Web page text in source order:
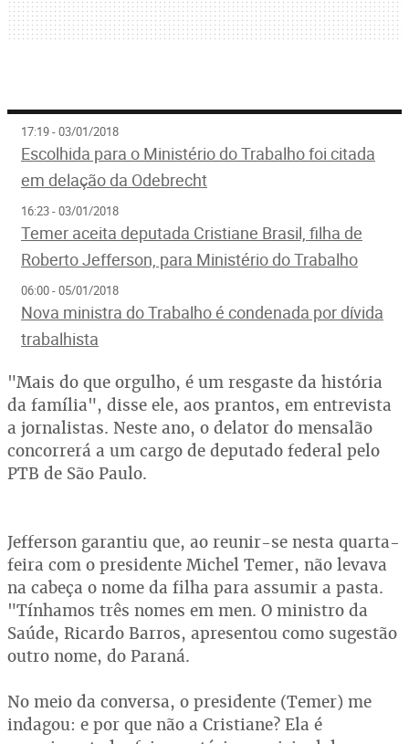
17:19 - 03/01/2018
Escolhida para o Ministério do Trabalho foi citada
em delação da Odebrecht
16:23 - 03/01/2018
Temer aceita deputada Cristiane Brasil, filha de
Roberto Jefferson, para Ministério do Trabalho
06:00 - 05/01/2018
Nova ministra do Trabalho é condenada por dívida
trabalhista
"Mais do que orgulho, é um resgaste da história
da família", disse ele, aos prantos, em entrevista
a jornalistas. Neste ano, o delator do mensalão
concorrerá a um cargo de deputado federal pelo
PTB de São Paulo.
Jefferson garantiu que, ao reunir-se nesta quarta-
feira com o presidente Michel Temer, não levava
na cabeça o nome da filha para assumir a pasta.
"Tínhamos três nomes em men. O ministro da
Saúde, Ricardo Barros, apresentou como sugestão
outro nome, do Paraná.
No meio da conversa, o presidente (Temer) me
indagou: e por que não a Cristiane? Ela é